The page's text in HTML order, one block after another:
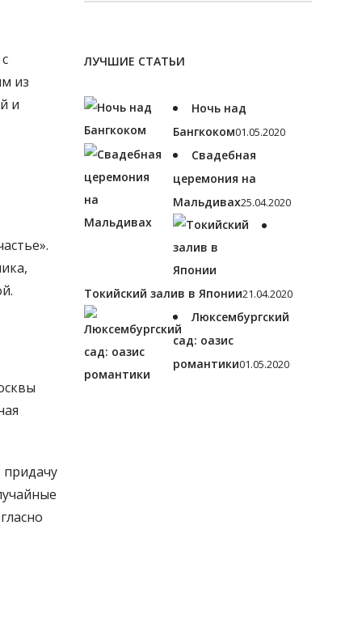
из
и
ЛУЧШИЕ СТАТЬИ
Ночь над
Бангкоком01.05.2020
Свадебная
церемония на
Мальдивах25.04.2020
Токийский залив в Японии21.04.2020
Люксембургский
сад: оазис
романтики01.05.2020